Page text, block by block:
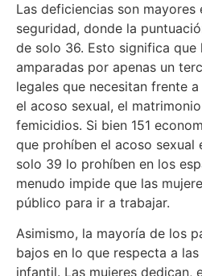
Las deficiencias son mayores
seguridad, donde la
de solo 36. Esto significa que
amparadas por apenas un
legales que necesitan frente
el acoso sexual, el
femicidios. Si bien 151
que prohíben el acoso sexual
solo 39 lo prohíben en los
menudo impide que las
público para ir a trabajar.
Asimismo, la mayoría de los
bajos en lo que respecta a
infantil. Las mujeres dedican,